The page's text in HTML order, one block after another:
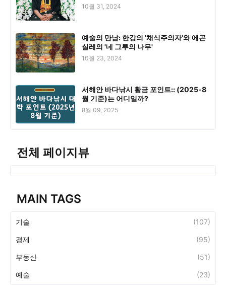
10월 31, 2024
예술의 만남: 한강의 '채식주의자'와 에곤
실레의 '네 그루의 나무'
10월 23, 2024
서해안 바다낚시 황금 포인트:: (2025-8
월 기준)는 어디일까?
8월 09, 2025
전체 페이지뷰
MAIN TAGS
기술 (107)
경제 (95)
부동산 (51)
예술 (23)